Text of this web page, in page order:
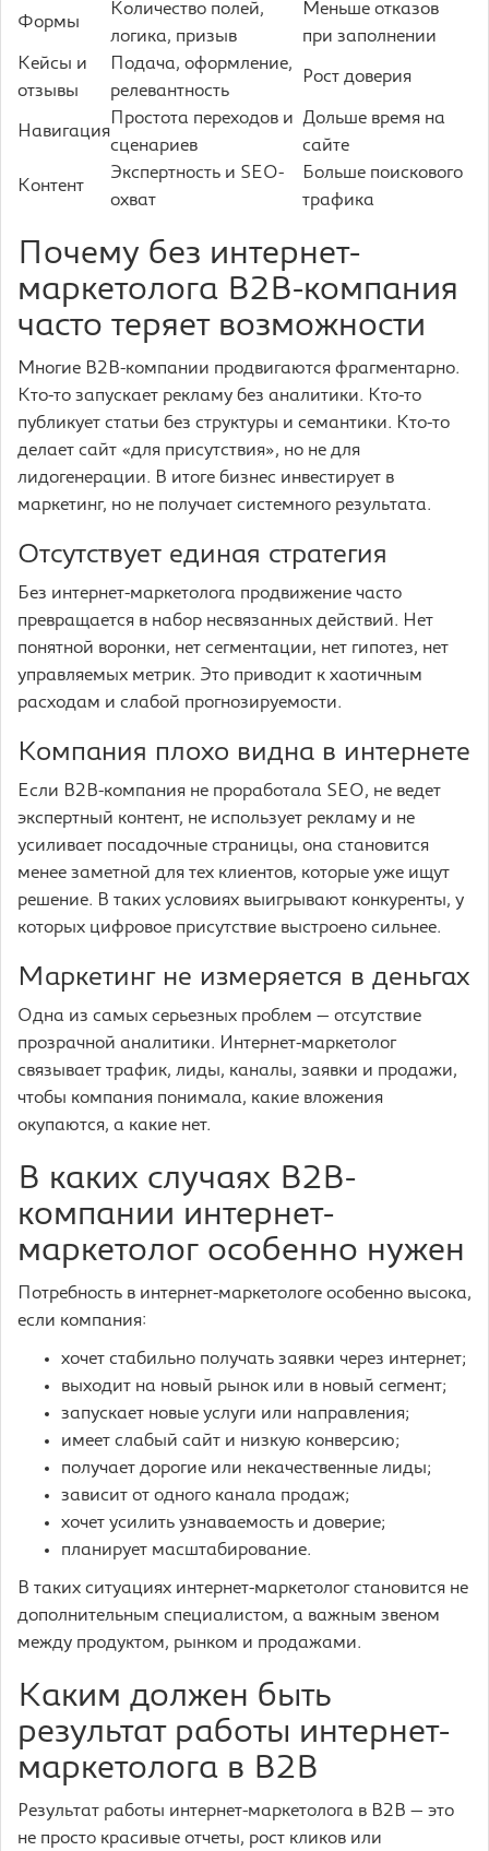
Формы
Количество полей,
логика, призыв
Меньше отказов
при заполнении
Кейсы и
отзывы
Подача, оформление,
релевантность
Рост доверия
Навигация
Простота переходов и
сценариев
Дольше время на
сайте
Контент
Экспертность и SEO-
охват
Больше поискового
трафика
Почему без интернет-
маркетолога B2B-компания
часто теряет возможности
Многие B2B-компании продвигаются фрагментарно.
Кто-то запускает рекламу без аналитики. Кто-то
публикует статьи без структуры и семантики. Кто-то
делает сайт «для присутствия», но не для
лидогенерации. В итоге бизнес инвестирует в
маркетинг, но не получает системного результата.
Отсутствует единая стратегия
Без интернет-маркетолога продвижение часто
превращается в набор несвязанных действий. Нет
понятной воронки, нет сегментации, нет гипотез, нет
управляемых метрик. Это приводит к хаотичным
расходам и слабой прогнозируемости.
Компания плохо видна в интернете
Если B2B-компания не проработала SEO, не ведет
экспертный контент, не использует рекламу и не
усиливает посадочные страницы, она становится
менее заметной для тех клиентов, которые уже ищут
решение. В таких условиях выигрывают конкуренты, у
которых цифровое присутствие выстроено сильнее.
Маркетинг не измеряется в деньгах
Одна из самых серьезных проблем — отсутствие
прозрачной аналитики. Интернет-маркетолог
связывает трафик, лиды, каналы, заявки и продажи,
чтобы компания понимала, какие вложения
окупаются, а какие нет.
В каких случаях B2B-
компании интернет-
маркетолог особенно нужен
Потребность в интернет-маркетологе особенно высока,
если компания:
хочет стабильно получать заявки через интернет;
выходит на новый рынок или в новый сегмент;
запускает новые услуги или направления;
имеет слабый сайт и низкую конверсию;
получает дорогие или некачественные лиды;
зависит от одного канала продаж;
хочет усилить узнаваемость и доверие;
планирует масштабирование.
В таких ситуациях интернет-маркетолог становится не
дополнительным специалистом, а важным звеном
между продуктом, рынком и продажами.
Каким должен быть
результат работы интернет-
маркетолога в B2B
Результат работы интернет-маркетолога в B2B — это
не просто красивые отчеты, рост кликов или